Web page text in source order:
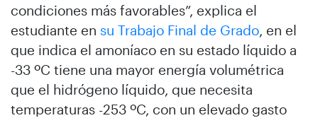
condiciones más favorables”, explica el
estudiante en su Trabajo Final de Grado, en el
que indica el amoníaco en su estado líquido a
-33 ºC tiene una mayor energía volumétrica
que el hidrógeno líquido, que necesita
temperaturas -253 ºC, con un elevado gasto